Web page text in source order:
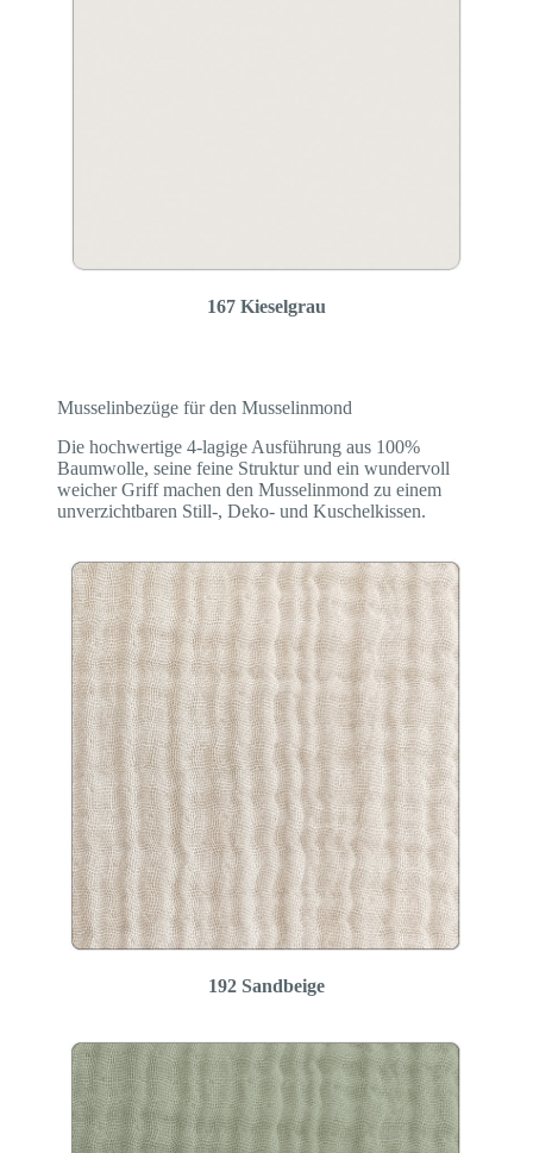
167 Kieselgrau
Musselinbezüge für den Musselinmond
Die hochwertige 4-lagige Ausführung aus 100%
Baumwolle, seine feine Struktur und ein wundervoll
weicher Griff machen den Musselinmond zu einem
unverzichtbaren Still-, Deko- und Kuschelkissen.
192 Sandbeige